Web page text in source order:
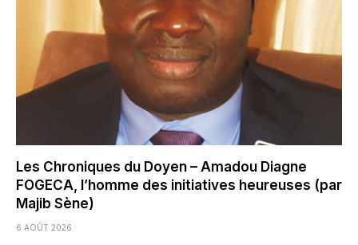
Les Chroniques du Doyen – Amadou Diagne
FOGECA, l’homme des initiatives heureuses (par
Majib Sène)
6 AOÛT 2026